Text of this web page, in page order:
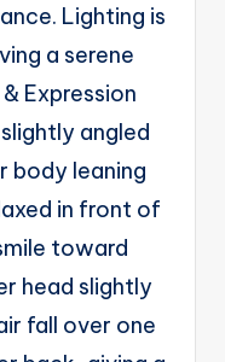
Lighting is
a serene
Expression
angled
body leaning
in front of
toward
head slightly
fall over one